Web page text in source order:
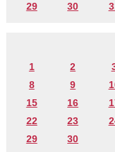
29
30
1 2
8
9
15
16
22
23
29
30